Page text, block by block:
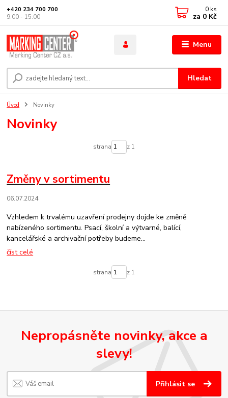
Menu
Hledat
+420 234 700 700
9:00 - 15:00
0 ks
za 0 Kč
Úvod Novinky
Novinky
strana z 1
Změny v sortimentu
06.07.2024
Vzhledem k trvalému uzavření prodejny dojde ke změně
nabízeného sortimentu. Psací, školní a výtvarné, balící,
kancelářské a archivační potřeby budeme...
číst celé
strana z 1
Nepropásněte novinky, akce a
slevy!
Přihlásit se